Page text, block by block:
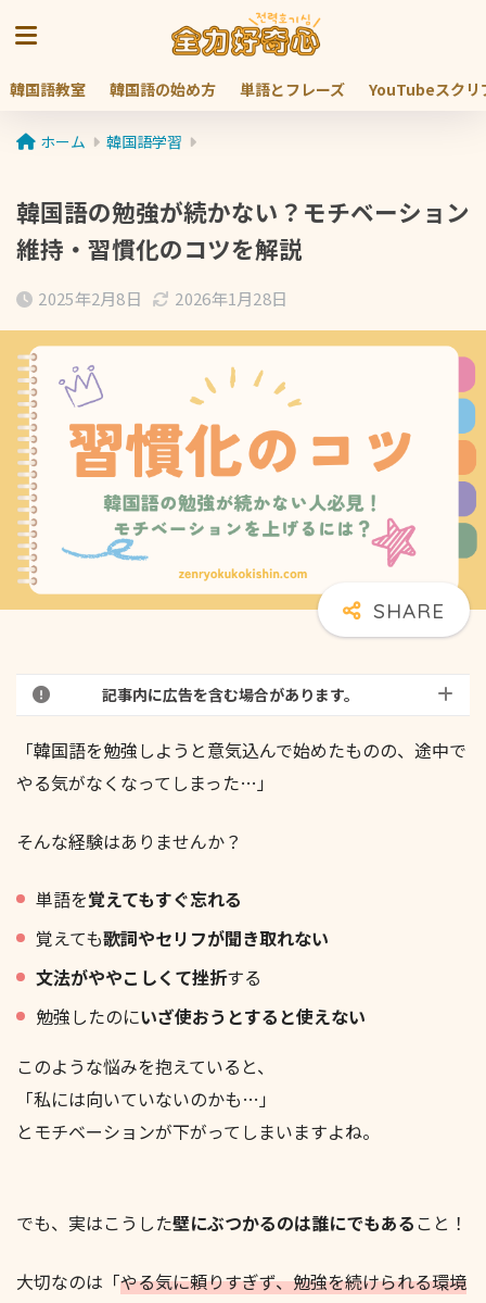
韓国語教室 韓国語の始め方 単語とフレーズ YouTubeスクリ
ホーム 韓国語学習
韓国語の勉強が続かない？モチベーション
維持・習慣化のコツを解説
2025年2月8日 2026年1月28日
記事内に広告を含む場合があります。
「韓国語を勉強しようと意気込んで始めたものの、途中で
やる気がなくなってしまった…」
そんな経験はありませんか？
単語を覚えてもすぐ忘れる
覚えても歌詞やセリフが聞き取れない
文法がややこしくて挫折する
勉強したのにいざ使おうとすると使えない
このような悩みを抱えていると、
「私には向いていないのかも…」
とモチベーションが下がってしまいますよね。
でも、実はこうした壁にぶつかるのは誰にでもある こと！
大切なのは「やる気に頼りすぎず、勉強を続けられる環境